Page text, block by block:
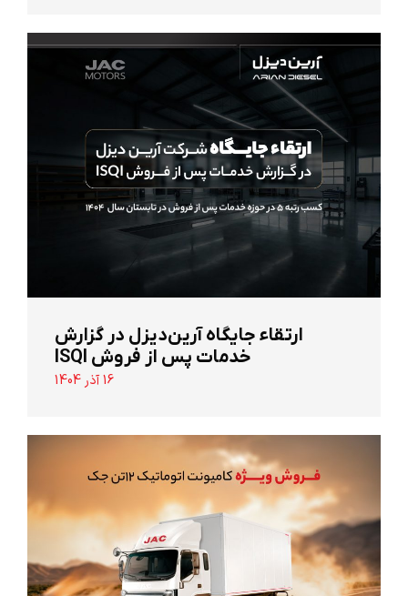
ارتقاء جایگاه آرین‌دیزل در گزارش
خدمات پس از فروش ISQI
16 آذر 1404